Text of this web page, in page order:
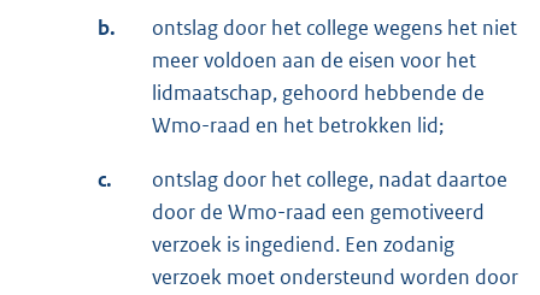
b.
ontslag door het college wegens het niet
meer voldoen aan de eisen voor het
lidmaatschap, gehoord hebbende de
Wmo-raad en het betrokken lid;
c.
ontslag door het college, nadat daartoe
door de Wmo-raad een gemotiveerd
verzoek is ingediend. Een zodanig
verzoek moet ondersteund worden door